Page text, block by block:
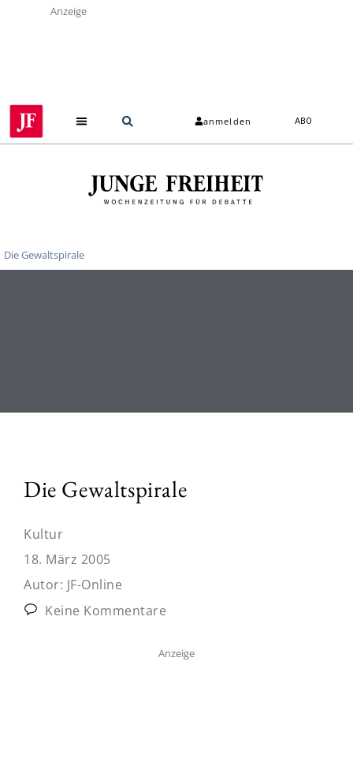
Anzeige
anmelden ABO
Die Gewaltspirale
Die Gewaltspirale
Kultur
18. März 2005
Autor: JF-Online
Keine Kommentare
Anzeige